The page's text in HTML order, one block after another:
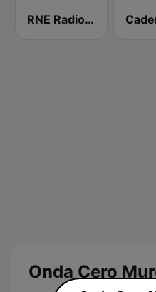
RNE Radio Nacional
Onda Cero